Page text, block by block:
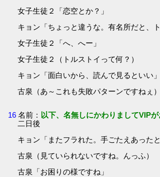
女子生徒２「恋空とか？」
キョン「ちょっと違うな。有名所だと、
女子生徒２「へ、へー」
女子生徒２（トルストイって何？）
キョン「面白いから、読んで見るといい」
古泉（あ～これも失敗パターンですねぇ）
16 名前： 以下、名無しにかわりましてVIP
二日後
キョン「またフラれた。手ごたえあった
古泉（見ていられないですね。んっふ）
古泉「お困りの様ですね」